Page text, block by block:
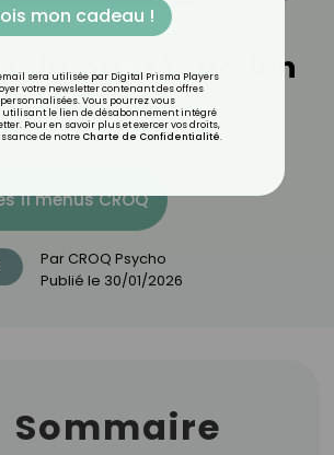
sigma : séduction
caché ?
11 menus CROQ
Par CROQ Psycho
Publié le 30/01/2026
Sommaire
mon cadeau !
sera utilisée par Digital Prisma Players
votre newsletter contenant des offres
Vous pourrez vous
le lien de désabonnement intégré
Pour en savoir plus et exercer vos droits,
de notre Charte de Confidentialité.